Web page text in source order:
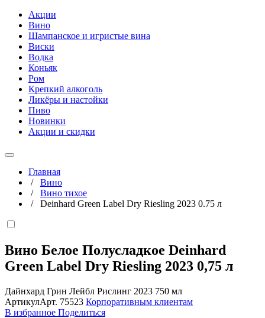
Акции
Вино
Шампанское и игристые вина
Виски
Водка
Коньяк
Ром
Крепкий алкоголь
Ликёры и настойки
Пиво
Новинки
Акции и скидки
Главная
/ Вино
/ Вино тихое
/ Deinhard Green Label Dry Riesling 2023 0.75 л
Вино Белое Полусладкое Deinhard
Green Label Dry Riesling 2023 0,75 л
Дайнхард Грин Лейбл Рислинг 2023 750 мл
АртикулАрт. 75523 Корпоративным клиентам
В избранное Поделиться